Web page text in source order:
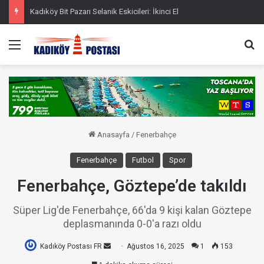
Kadıköy Bit Pazarı Selanik Eskicileri: İkinci El
Menü
Anasayfa / Fenerbahçe
Fenerbahçe Futbol Spor
Fenerbahçe, Göztepe’de takıldı
Süper Lig'de Fenerbahçe, 66'da 9 kişi kalan Göztepe
deplasmanında 0-0'a razı oldu
Kadıköy Postası FR
Bir
e-
Ağustos 16, 2025 1 153